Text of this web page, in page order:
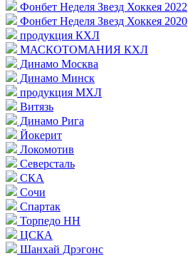
Фонбет Неделя Звезд Хоккея 2022
Фонбет Неделя Звезд Хоккея 2020
продукция КХЛ
МАСКОТОМАНИЯ КХЛ
Динамо Москва
Динамо Минск
продукция МХЛ
Витязь
Динамо Рига
Йокерит
Локомотив
Северсталь
СКА
Сочи
Спартак
Торпедо НН
ЦСКА
Шанхай Дрэгонс